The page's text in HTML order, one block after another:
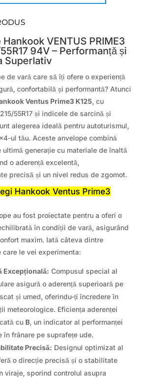
VENTUS PRIME3
94V – Performanță și
Superlativ
de vară care să îți ofere o experiență
confortabilă și performantă? Atunci
Ventus Prime3 K125, cu
55R17 și indicele de sarcină și
alegerea ideală pentru autoturismul,
ul tău. Aceste anvelope combină
ultimă generație cu materiale de înaltă
o aderență excelentă,
precisă și un nivel redus de zgomot.
Hankook Ventus Prime3
au fost proiectate pentru a oferi o
în condiții de vară, asigurând
maxim. Iată câteva dintre
le vei experimenta:
Excepțională: Compusul special al
asigură o aderență superioară pe
și umed, oferindu-ți încredere în
meteorologice. Eficiența aderenței
cu B, un indicator al performanței
în frânare pe suprafețe ude.
Precisă: Designul optimizat al
o direcție precisă și o stabilitate
viraje, sporind controlul asupra